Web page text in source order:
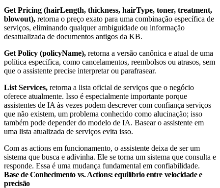
Get Pricing (hairLength, thickness, hairType, toner, treatment,
blowout), retorna o preço exato para uma combinação específica de
serviços, eliminando qualquer ambiguidade ou informação
desatualizada de documentos antigos da KB.
Get Policy (policyName), retorna a versão canônica e atual de uma
política específica, como cancelamentos, reembolsos ou atrasos, sem
que o assistente precise interpretar ou parafrasear.
List Services, retorna a lista oficial de serviços que o negócio
oferece atualmente. Isso é especialmente importante porque
assistentes de IA às vezes podem descrever com confiança serviços
que não existem, um problema conhecido como alucinação; isso
também pode depender do modelo de IA. Basear o assistente em
uma lista atualizada de serviços evita isso.
Com as actions em funcionamento, o assistente deixa de ser um
sistema que busca e adivinha. Ele se torna um sistema que consulta e
responde. Essa é uma mudança fundamental em confiabilidade.
Base de Conhecimento vs. Actions: equilíbrio entre velocidade e
precisão